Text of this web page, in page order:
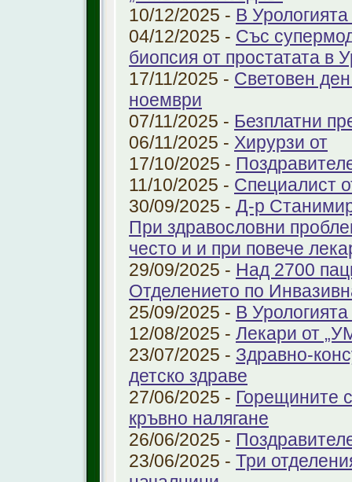
10/12/2025 - В
04/12/2025 - Със
биопсия от простатата в
17/11/2025 - Световен
ноември
07/11/2025 - Безплатни
06/11/2025 - Хирурзи от
17/10/2025 -
11/10/2025 - Специалист
30/09/2025 - Д-р
При здравословни
често и и при повече
29/09/2025 - Над 2700
Отделението по
25/09/2025 - В
12/08/2025 - Лекари от
23/07/2025 - Здравно-
детско здраве
27/06/2025 - Горещините
кръвно налягане
26/06/2025 -
23/06/2025 - Три